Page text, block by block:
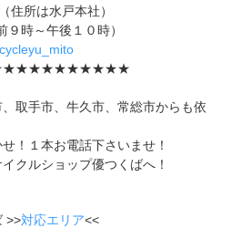
住所は水戸本社）
時～午後１０時）
取手市、牛久市、常総市からも依
！１本お電話下さいませ！
クルショップ優つくばへ！
>>対応エリア<<